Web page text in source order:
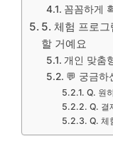
꼼꼼하게
5. 체험 프로
할 거예요
개인 맞춤
💬 궁금하
Q. 원
Q. 결
Q. 체